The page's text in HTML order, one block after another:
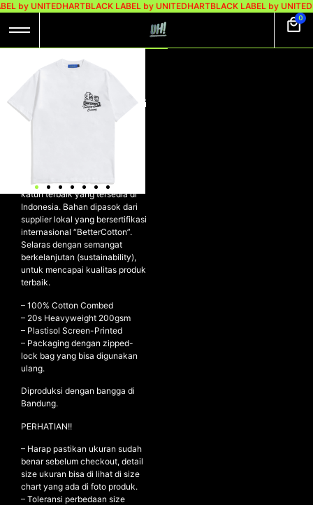
by UNITEDHARTBLACK LABEL by UNITEDHARTBLACK LABEL by
0
NEW ARRIVALS
SHOP
COLLECTIONS
COLLABORATION
SALE
RADIO
YOUTUBE
UH! TSHIRT
HEAVYWEIGHT
COTTON – CRAVING
WHITE
Kaos dibuat dengan material
katun terbaik yang tersedia di
Indonesia. Bahan dipasok dari
supplier lokal yang bersertifikasi
internasional “BetterCotton”.
Selaras dengan semangat
berkelanjutan (sustainability),
untuk mencapai kualitas produk
terbaik.
– 100% Cotton Combed
– ⁠20s Heavyweight 200gsm
– ⁠Plastisol Screen-Printed
– ⁠Packaging dengan zipped-
lock bag yang bisa digunakan
ulang.
Diproduksi dengan bangga di
Bandung.
PERHATIAN!!
– Harap pastikan ukuran sudah
benar sebelum checkout, detail
size ukuran bisa di lihat di size
chart yang ada di foto produk.
– Toleransi perbedaan size